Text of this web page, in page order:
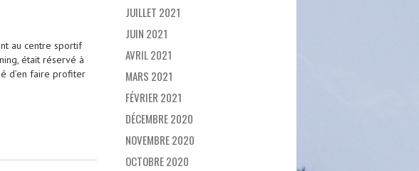
au centre sportif
était réservé à
d’en faire profiter
JUILLET 2021
JUIN 2021
AVRIL 2021
MARS 2021
FÉVRIER 2021
DÉCEMBRE 2020
NOVEMBRE 2020
OCTOBRE 2020